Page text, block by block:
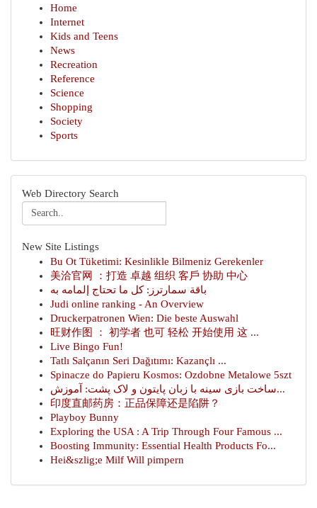
Home
Internet
Kids and Teens
News
Recreation
Reference
Science
Shopping
Society
Sports
Web Directory Search
New Site Listings
Bu Ot Tüketimi: Kesinlikle Bilmeniz Gerekenler
美洽官网 ：打造 卓越 组织 客戶 协助 中心
باقة سمارترز: كل ما تحتاج إلمامه به
Judi online ranking - An Overview
Druckerpatronen Wien: Die beste Auswahl
旺财作图 ： 初学者 也可 轻松 开始使用 这 ...
Live Bingo Fun!
Tatlı Salçanın Seri Dağıtımı: Kazançlı ...
Spinacze do Papieru Kosmos: Ozdobne Metalowe 5szt
ساخت بازی سینه با زبان پایتون و لاک پشت: آموزش...
印度直邮药房：正品保障还是陷阱？
Playboy Bunny
Exploring the USA : A Trip Through Four Famous ...
Boosting Immunity: Essential Health Products Fo...
Hei&szlig;e Milf Will pimpern